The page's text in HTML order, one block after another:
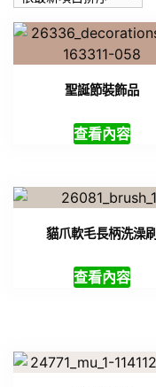
聖誕節裝飾品
查看內容
貓爪軟毛長柄洗澡刷
查看內容